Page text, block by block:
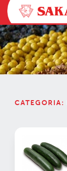
Pular
para
o
conteúdo
CATEGORIA: